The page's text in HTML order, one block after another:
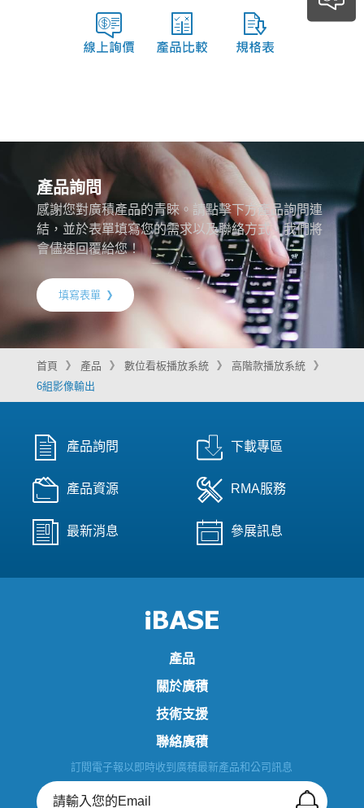
產品詢問
感謝您對廣積產品的青睞。請點擊下方產品詢問連
結，並於表單填寫您的需求以及聯絡方式，我們將
會儘速回覆給您！
填寫表單
首頁 產品 數位看板播放系統
高階款播放系統
6組影像輸出
產品詢問 下載專區
產品資源 RMA服務
最新消息 參展訊息
產品
關於廣積
技術支援
聯絡廣積
訂閱電子報以即時收到廣積最新產品和公司訊息